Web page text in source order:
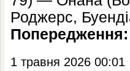
Роджерс,
Попередження:
1 травня 2026 00:01